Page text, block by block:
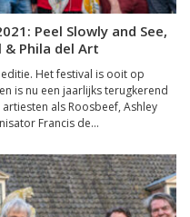
Peel Slowly and See,
Phila del Art
Het festival is ooit op
is nu een jaarlijks terugkerend
als Roosbeef, Ashley
Francis de...